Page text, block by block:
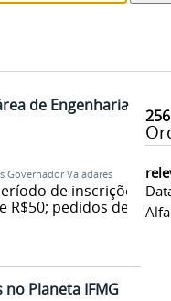
256
de Engenharia
Governador Valadares
de inscrições
R$50; pedidos de
Planeta IFMG